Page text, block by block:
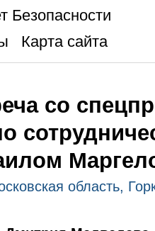
Безопасности
Карта сайта
со
область,